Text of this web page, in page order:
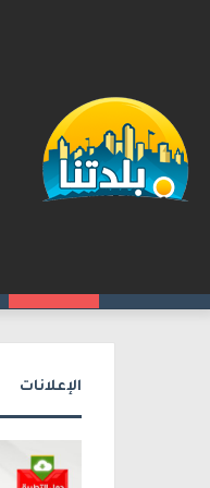
الإعلانات